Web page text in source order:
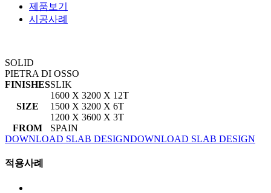
제품보기
시공사례
SOLID
PIETRA DI OSSO
FINISHESSLIK
SIZE
1600 X 3200 X 12T
1500 X 3200 X 6T
1200 X 3600 X 3T
FROM
SPAIN
DOWNLOAD SLAB DESIGNDOWNLOAD SLAB DESIGN
적용사례